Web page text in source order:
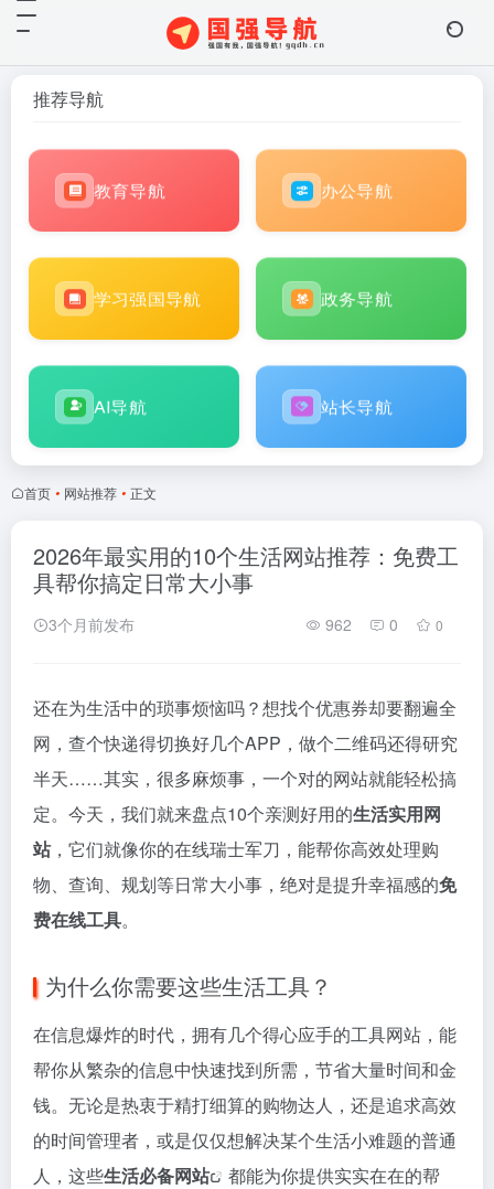
推荐导航
教育导航 办公导航
学习强国导航 政务导航
AI导航 站长导航
首页 • 网站推荐 • 正文
2026年最实用的10个生活网站推荐：免费工
具帮你搞定日常大小事
3个月前发布 962 0 0
还在为生活中的琐事烦恼吗？想找个优惠券却要翻遍全
网，查个快递得切换好几个APP，做个二维码还得研究
半天……其实，很多麻烦事，一个对的网站就能轻松搞
定。今天，我们就来盘点10个亲测好用的生活实用网
站，它们就像你的在线瑞士军刀，能帮你高效处理购
物、查询、规划等日常大小事，绝对是提升幸福感的免
费在线工具。
为什么你需要这些生活工具？
在信息爆炸的时代，拥有几个得心应手的工具网站，能
帮你从繁杂的信息中快速找到所需，节省大量时间和金
钱。无论是热衷于精打细算的购物达人，还是追求高效
的时间管理者，或是仅仅想解决某个生活小难题的普通
人，这些生活必备网站
都能为你提供实实在在的帮